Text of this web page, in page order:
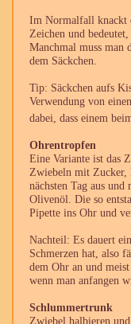
Im Normalfall knackt
Zeichen und
Manchmal muss man
dem Säckchen.
Tip: Säckchen aufs
Verwendung von
dabei, dass einem
Ohrentropfen
Eine Variante ist das
Zwiebeln mit Zucker,
nächsten Tag aus
Olivenöl. Die so
Pipette ins Ohr und
Nachteil: Es dauert
Schmerzen hat, also
dem Ohr an und
wenn man anfangen
Schlummertrunk
Zwiebel halbieren